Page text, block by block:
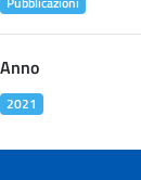
Anno
2021